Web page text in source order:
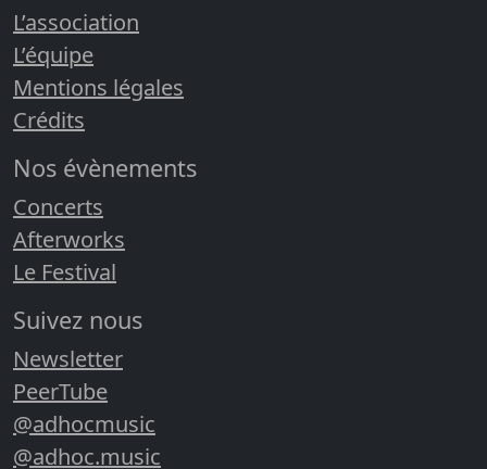
L’association
L’équipe
Mentions légales
Crédits
Nos évènements
Concerts
Afterworks
Le Festival
Suivez nous
Newsletter
PeerTube
@adhocmusic
@adhoc.music